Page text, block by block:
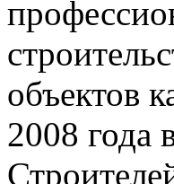
объектов
2008 года